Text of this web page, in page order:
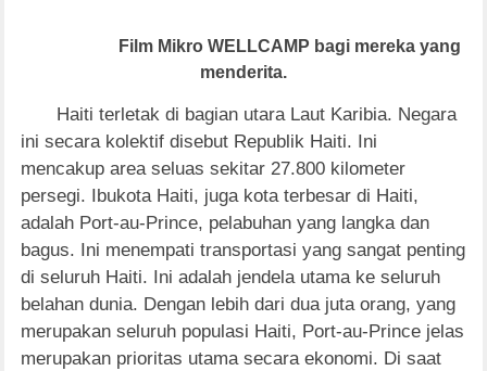
Film Mikro WELLCAMP bagi mereka yang
menderita.
Haiti terletak di bagian utara Laut Karibia. Negara
ini secara kolektif disebut Republik Haiti. Ini
mencakup area seluas sekitar 27.800 kilometer
persegi. Ibukota Haiti, juga kota terbesar di Haiti,
adalah Port-au-Prince, pelabuhan yang langka dan
bagus. Ini menempati transportasi yang sangat penting
di seluruh Haiti. Ini adalah jendela utama ke seluruh
belahan dunia. Dengan lebih dari dua juta orang, yang
merupakan seluruh populasi Haiti, Port-au-Prince jelas
merupakan prioritas utama secara ekonomi. Di saat